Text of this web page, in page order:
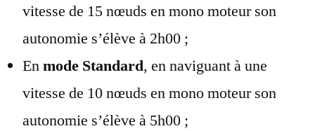
vitesse de 15 nœuds en mono moteur son
autonomie s’élève à 2h00 ;
Enmode Standard, en naviguant à une
vitesse de 10 nœuds en mono moteur son
autonomie s’élève à 5h00 ;